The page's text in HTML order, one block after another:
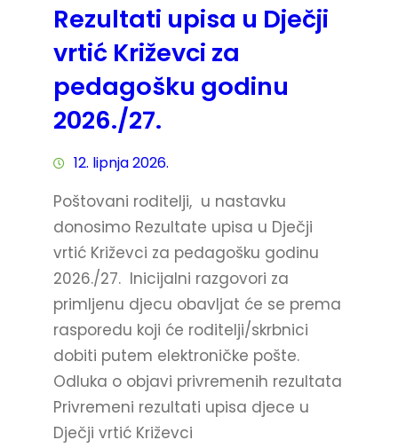
Rezultati upisa u Dječji
vrtić Križevci za
pedagošku godinu
2026./27.
12. lipnja 2026.
Poštovani roditelji, u nastavku
donosimo Rezultate upisa u Dječji
vrtić Križevci za pedagošku godinu
2026./27. Inicijalni razgovori za
primljenu djecu obavljat će se prema
rasporedu koji će roditelji/skrbnici
dobiti putem elektroničke pošte.
Odluka o objavi privremenih rezultata
Privremeni rezultati upisa djece u
Dječji vrtić Križevci